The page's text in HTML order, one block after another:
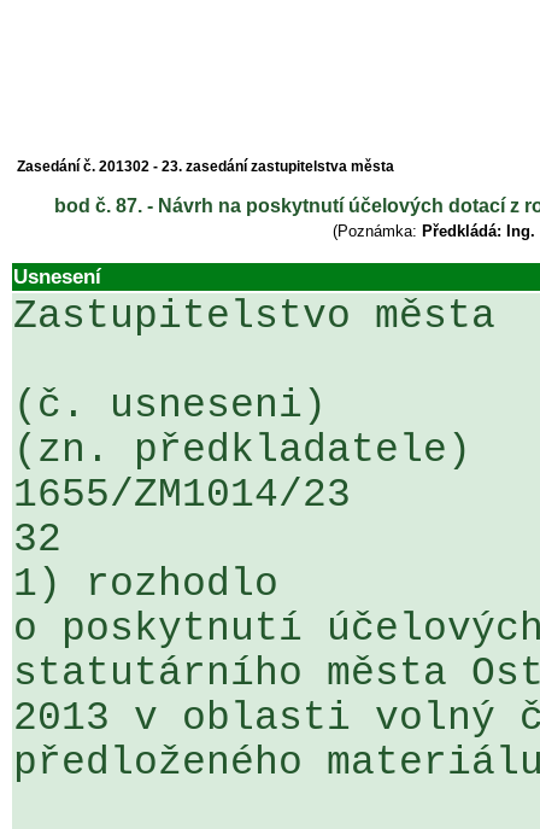
Zasedání č. 201302 - 23. zasedání zastupitelstva města
bod č. 87. - Návrh na poskytnutí účelových dotací z
(Poznámka: Předkládá:
Usnesení
Zastupitelstvo města
(č. usneseni)
(zn. předkladatele)
1655/ZM1014/23
32
1) rozhodlo
o poskytnutí
statutárního města
2013 v oblasti volný
předloženého